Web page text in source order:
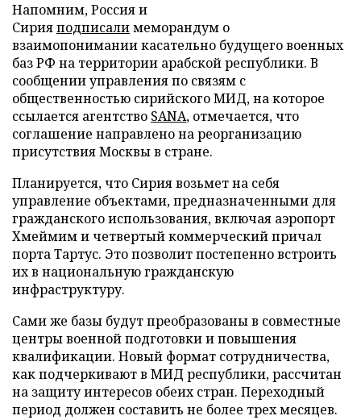
Напомним, Россия и
Сирияподписалимеморандум о
взаимопонимании касательно будущего военных
баз РФ на территории арабской республики. В
сообщении управления по связям с
общественностью сирийского МИД, на которое
ссылается агентство SANA, отмечается, что
соглашение направлено на реорганизацию
присутствия Москвы в стране.
Планируется, что Сирия возьмет на себя
управление объектами, предназначенными для
гражданского использования, включая аэропорт
Хмеймим и четвертый коммерческий причал
порта Тартус. Это позволит постепенно встроить
их в национальную гражданскую
инфраструктуру.
Сами же базы будут преобразованы в совместные
центры военной подготовки и повышения
квалификации. Новый формат сотрудничества,
как подчеркивают в МИД республики, рассчитан
на защиту интересов обеих стран. Переходный
период должен составить не более трех месяцев.